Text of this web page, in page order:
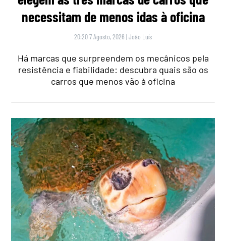
necessitam de menos idas à oficina
20:20 7 Agosto, 2026 |João Luís
Há marcas que surpreendem os mecânicos pela
resistência e fiabilidade: descubra quais são os
carros que menos vão à oficina